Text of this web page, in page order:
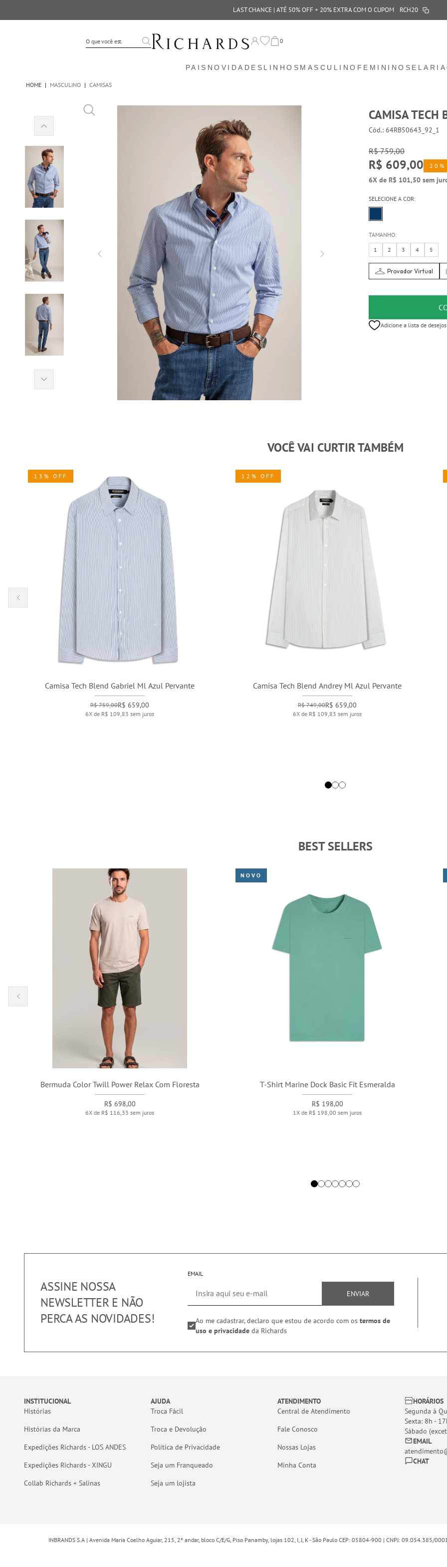
LAST CHANCE | ATÉ 50% OFF + 20% EXTRA COM O CUPOM RCH20
0
PAIS NOVIDADES LINHOS MASCULINO FEMININO SELARIA
HOME | MASCULINO | CAMISAS
CAMISA TECH
Cód.: 64RB50643_92_1
R$ 759,00
R$ 609,00 20%
6X de R$ 101,50 sem
SELECIONE A COR:
TAMANHO:
1
2 3 4 5
Provador Virtual
Adicione a lista de desejos
VOCÊ VAI CURTIR TAMBÉM
Camisa Tech Blend Gabriel Ml Azul Pervante
R$ 759,00R$ 659,00
6X de R$ 109,83 sem juros
13% OFF
Camisa Tech Blend Andrey Ml Azul Pervante
R$ 749,00R$ 659,00
6X de R$ 109,83 sem juros
12% OFF
BEST SELLERS
Bermuda Color Twill Power Relax Com Floresta
R$ 698,00
6X de R$ 116,33 sem juros
T-Shirt Marine Dock Basic Fit Esmeralda
R$ 198,00
1X de R$ 198,00 sem juros
NOVO
ASSINE NOSSA
NEWSLETTER E NÃO
PERCA AS NOVIDADES!
EMAIL
ENVIAR
Ao me cadastrar, declaro que estou de acordo com os termos de
uso e privacidade da Richards
INSTITUCIONAL
Histórias
Histórias da Marca
Expedições Richards - LOS ANDES
Expedições Richards - XINGU
Collab Richards + Salinas
AJUDA
Troca Fácil
Troca e Devolução
Política de Privacidade
Seja um Franqueado
Seja um lojista
ATENDIMENTO
Central de Atendimento
Fale Conosco
Nossas Lojas
Minha Conta
HORÁRIOS
Segunda à
Sexta: 8h -
Sábado
EMAIL
CHAT
INBRANDS S.A | Avenida Maria Coelho Aguiar, 215, 2º andar, bloco C/E/G, Piso Panamby, lojas 102, I, J, K - São Paulo CEP: 05804-900 | CNPJ: 09.054.385/